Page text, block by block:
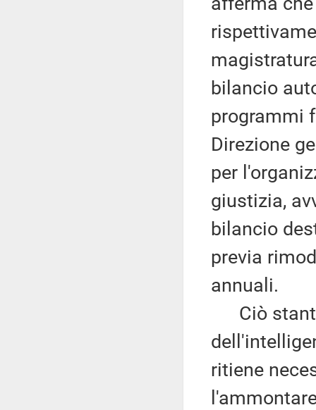
bilancio
programmi
Direzione
per
giustizia,
bilancio
previa
annuali.
Ciò
ritiene